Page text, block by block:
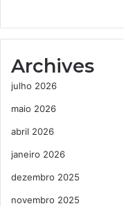
Archives
julho 2026
maio 2026
abril 2026
janeiro 2026
dezembro 2025
novembro 2025